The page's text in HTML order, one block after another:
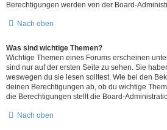
Berechtigungen werden von der Board-
Nach oben
Was sind wichtige Themen?
Wichtige Themen eines Forums erscheinen
sind nur auf der ersten Seite zu sehen. Sie
weswegen du sie lesen solltest. Wie bei den
deinen Berechtigungen ab, ob du wichtige
die Berechtigungen stellt die Board-
Nach oben